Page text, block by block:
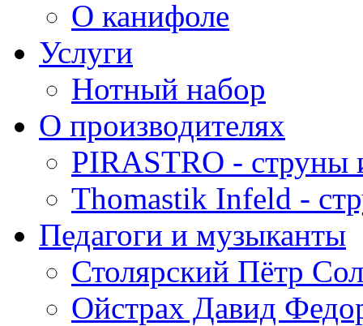
О канифоле
Услуги
Нотный набор
О производителях
PIRASTRO - струны
Thomastik Infeld -
Педагоги и музыканты
Столярский Пётр
Ойстрах Давид